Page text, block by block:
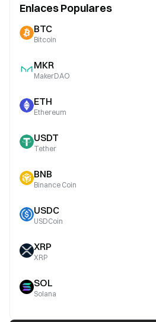
Enlaces Populares
BTC
Bitcoin
MKR
MakerDAO
ETH
Ethereum
USDT
Tether
BNB
Binance Coin
USDC
USDCoin
XRP
XRP
SOL
Solana